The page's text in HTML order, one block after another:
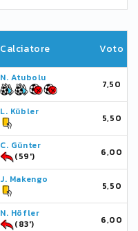
Calciatore Voto
N. Atubolu
7,50
L. Kübler
5,50
C. Günter
(59')
6,00
J. Makengo
5,50
N. Höfler
(83')
6,00